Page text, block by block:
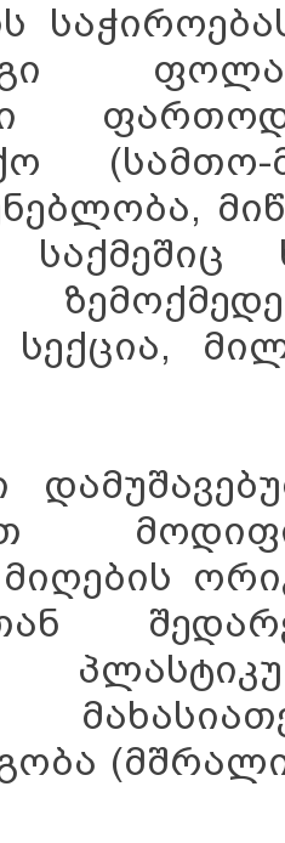
(სამთო-
სექცია,